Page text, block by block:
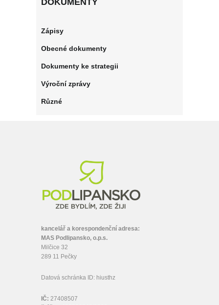
DOKUMENTY
Zápisy
Obecné dokumenty
Dokumenty ke strategii
Výroční zprávy
Různé
kancelář a korespondenční adresa:
MAS Podlipansko, o.p.s.
Milčice 32
289 11 Pečky
Datová schránka ID: hiusthz
IČ: 27408507